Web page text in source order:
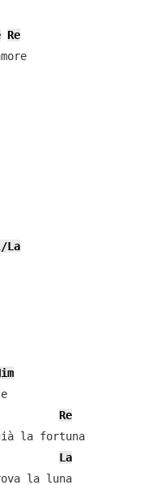
Re
La
Re
la fortuna
La
la luna